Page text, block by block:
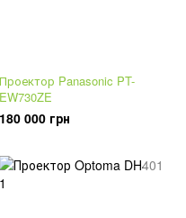
Проектор Panasonic PT-
EW730ZE
180 000 грн